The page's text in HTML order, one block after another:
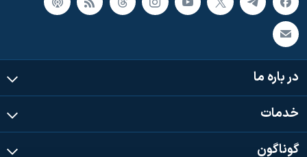
در باره ما
خدمات
گوناگون